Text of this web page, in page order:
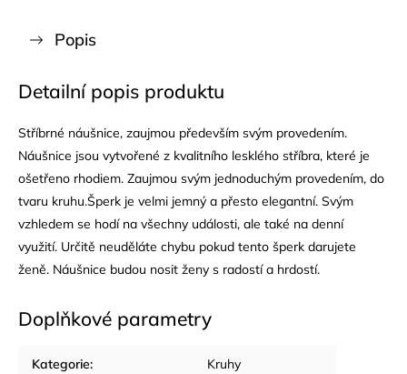
Popis
Detailní popis produktu
Stříbrné náušnice, zaujmou především svým provedením.
Náušnice jsou vytvořené z kvalitního lesklého stříbra, které je
ošetřeno rhodiem. Zaujmou svým jednoduchým provedením, do
tvaru kruhu.Šperk je velmi jemný a přesto elegantní. Svým
vzhledem se hodí na všechny události, ale také na denní
využití. Určitě neuděláte chybu pokud tento šperk darujete
ženě. Náušnice budou nosit ženy s radostí a hrdostí.
Doplňkové parametry
Kategorie: Kruhy